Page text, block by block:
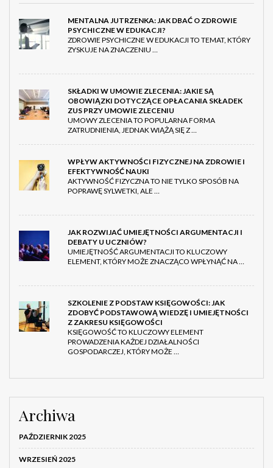
MENTALNA JUTRZENKA: JAK DBAĆ O ZDROWIE
PSYCHICZNE W EDUKACJI?
ZDROWIE PSYCHICZNE W EDUKACJI TO TEMAT, KTÓRY
ZYSKUJE NA ZNACZENIU …
SKŁADKI W UMOWIE ZLECENIA: JAKIE SĄ
OBOWIĄZKI DOTYCZĄCE OPŁACANIA SKŁADEK
ZUS PRZY UMOWIE ZLECENIU
UMOWY ZLECENIA TO POPULARNA FORMA
ZATRUDNIENIA, JEDNAK WIĄŻĄ SIĘ Z …
WPŁYW AKTYWNOŚCI FIZYCZNEJ NA ZDROWIE I
EFEKTYWNOŚĆ NAUKI
AKTYWNOŚĆ FIZYCZNA TO NIE TYLKO SPOSÓB NA
POPRAWĘ SYLWETKI, ALE …
JAK ROZWIJAĆ UMIEJĘTNOŚCI ARGUMENTACJI I
DEBATY U UCZNIÓW?
UMIEJĘTNOŚĆ ARGUMENTACJI TO KLUCZOWY
ELEMENT, KTÓRY MOŻE ZNACZĄCO WPŁYNĄĆ NA …
SZKOLENIE Z PODSTAW KSIĘGOWOŚCI: JAK
ZDOBYĆ PODSTAWOWĄ WIEDZĘ I UMIEJĘTNOŚCI
Z ZAKRESU KSIĘGOWOŚCI
KSIĘGOWOŚĆ TO KLUCZOWY ELEMENT
PROWADZENIA KAŻDEJ DZIAŁALNOŚCI
GOSPODARCZEJ, KTÓRY MOŻE …
Archiwa
PAŹDZIERNIK 2025
WRZESIEŃ 2025